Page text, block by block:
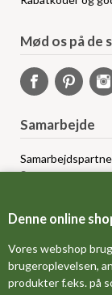
Denne online
Vores webshop
brugeroplevelsen,
produkter f.eks. på
Mød os på de
Samarbejde
Sponsorprogram
Grossistsalg
FORSIDE